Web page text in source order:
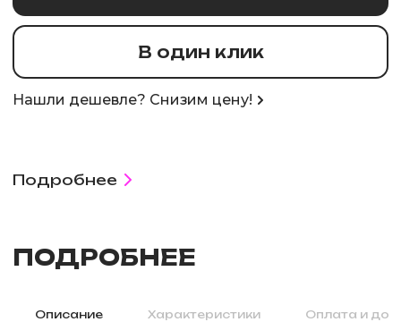
В один клик
Нашли дешевле? Снизим цену!
Подробнее
ПОДРОБНЕЕ
Описание Характеристики Оплата и